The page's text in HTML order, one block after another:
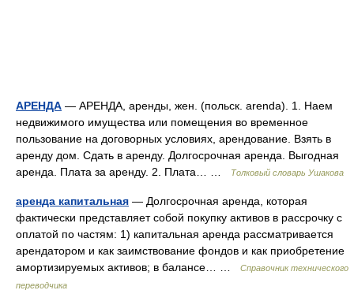
АРЕНДА — АРЕНДА, аренды, жен. (польск. arenda). 1. Наем
недвижимого имущества или помещения во временное
пользование на договорных условиях, арендование. Взять в
аренду дом. Сдать в аренду. Долгосрочная аренда. Выгодная
аренда. Плата за аренду. 2. Плата… …
Толковый словарь Ушакова
аренда капитальная — Долгосрочная аренда, которая
фактически представляет собой покупку активов в рассрочку с
оплатой по частям: 1) капитальная аренда рассматривается
арендатором и как заимствование фондов и как приобретение
амортизируемых активов; в балансе… …
Справочник технического
переводчика